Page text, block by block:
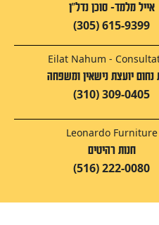
אייל מלמד- סוכן נדל"ן
(305) 615-9399
Eilat Nahum -
נחום יועצת נישאין ומשפחה
(310) 309-0405
Leonardo Furniture
חנות רהיטים
(516) 222-0080